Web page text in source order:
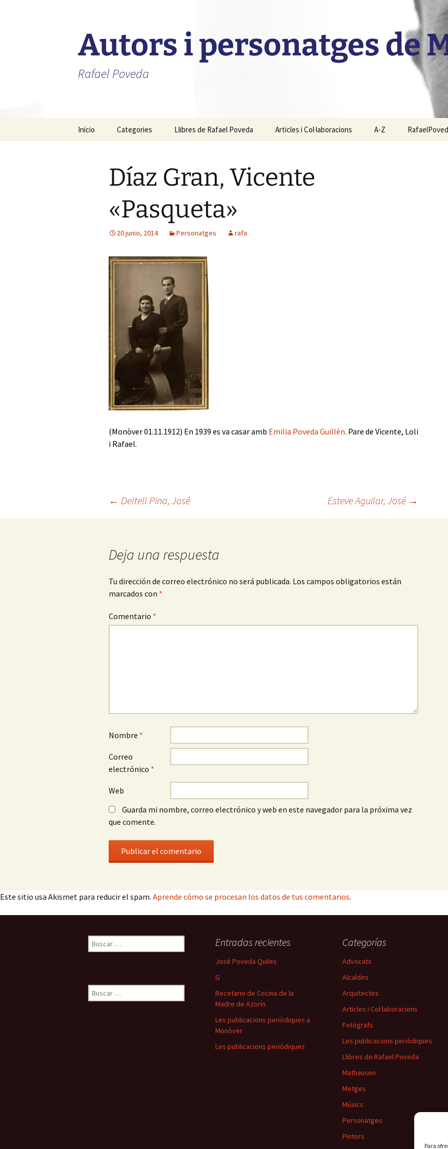
Para
Autors i personatges de
Rafael Poveda
Inicio Categories
Alcaldes
Fotògrafs
Arquitectes
Mathausen.
Llibres de Rafael Poveda Articles i Col·laboracions A-Z
Díaz Gran, Vicente
«Pasqueta»
20 junio, 2014 Personatges rafa
(Monòver 01.11.1912) En 1939 es va casar amb Emilia Poveda Guillén. Pare de Vicente, Loli
i Rafael.
Navegación
← Deltell Pina, José Esteve Aguilar, José →
Deja una respuesta
Tu dirección de correo electrónico no será publicada. Los campos obligatorios están
marcados con *
Comentario *
Nombre *
Correo
electrónico *
Web
Guarda mi nombre, correo electrónico y web en este navegador para la próxima vez
que comente.
Este sitio usa Akismet para reducir el spam. Aprende cómo se procesan los datos de tus comentarios.
Buscar: Entradas recientes
José Poveda Quiles
G
Recetario de Cocina de la
Madre de Azorín.
Les publicacions periòdiques a
Monòver
Les publicacions periòdiques
Categorías
Advocats
Alcaldes
Arquitectes
Articles i Col·laboracions
Fotògrafs
Les publicacions periòdiques
Llibres de Rafael Poveda
Mathausen.
Metges
Músics
Personatges
Pintors
Buscar: